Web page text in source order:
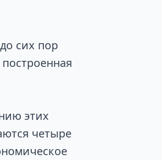
сих пор
этих
четыре